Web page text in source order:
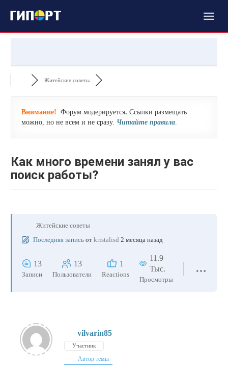
Житейские советы
Внимание! Форум модерируется. Ссылки размещать
можно, но не всем и не сразу. Читайте правила.
Как много времени занял у вас
поиск работы?
Житейские советы
Последняя запись от kristalisd 2 месяца назад
13
Записи
13
Пользователи
1
Reactions
11.9
Тыс.
Просмотры
vilvarin85
Участник
Автор темы